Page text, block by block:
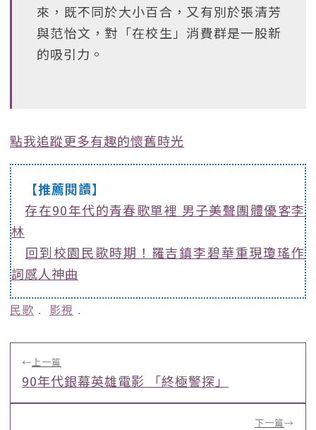
來，既不同於大小百合，又有別於張清芳
與范怡文，對「在校生」消費群是一股新
的吸引力。
點我追蹤更多有趣的懷舊時光
【推薦閱讀】
存在90年代的青春歌單裡 男子美聲團體優客李
林
回到校園民歌時期！羅吉鎮李碧華重現瓊瑤作
詞感人神曲
民歌 ﹒ 影視 ﹒
←上一篇
90年代銀幕英雄電影 「終極警探」
下一篇→